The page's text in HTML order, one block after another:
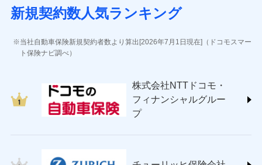
ジェイアイ傷害火災保険株式会社
ソニー損害保険株式会社
(https://www.sonysonpo.co.jp/)
ＳＯＭＰＯダイレクト損害保険株式会社
(https://www.sompo-direct.co.jp/)
チューリッヒ保険会社 (https://www.zurich.co.jp/)
新規契約数人気ランキング
当社自動車保険新規契約者数より算出[2026年7月1日現在]（ドコモスマー
ト保険ナビ調べ）
株式会社NTTドコモ・
フィナンシャルグルー
プ